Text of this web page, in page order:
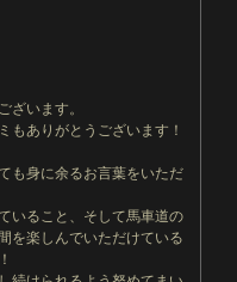
ざいます。
もありがとうございます！
も身に余るお言葉をいただ
いること、そして馬車道の
を楽しんでいただけている